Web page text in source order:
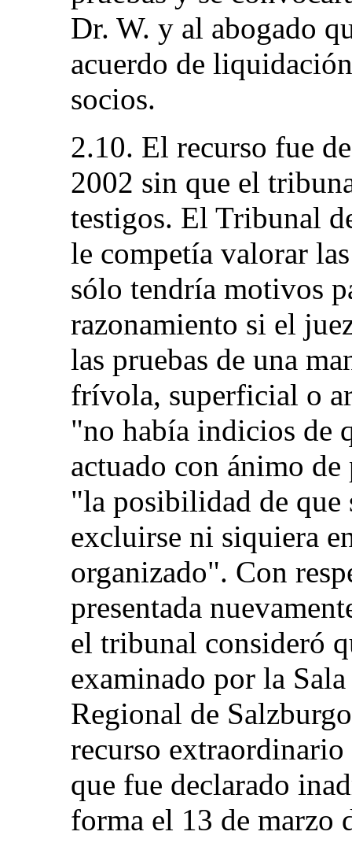
Dr. W. y al abogado
acuerdo de
socios.
2.10. El recurso fue
2002 sin que el
testigos. El Tribunal
le competía valorar
sólo tendría motivos
razonamiento si el
las pruebas de una
frívola, superficial o
"no había indicios de
actuado con ánimo
"la posibilidad de que
excluirse ni siquiera
organizado". Con
presentada
el tribunal consideró
examinado por la
Regional de
recurso
que fue declarado
forma el 13 de marzo